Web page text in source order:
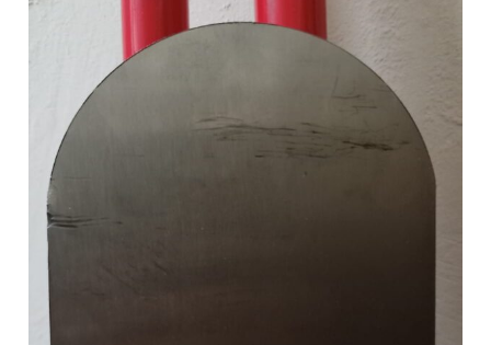
Platachos
para
Hormigón